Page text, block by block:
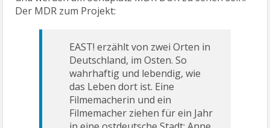
Der MDR zum Projekt:
EAST! erzählt von zwei Orten in
Deutschland, im Osten. So
wahrhaftig und lebendig, wie
das Leben dort ist. Eine
Filmemacherin und ein
Filmemacher ziehen für ein Jahr